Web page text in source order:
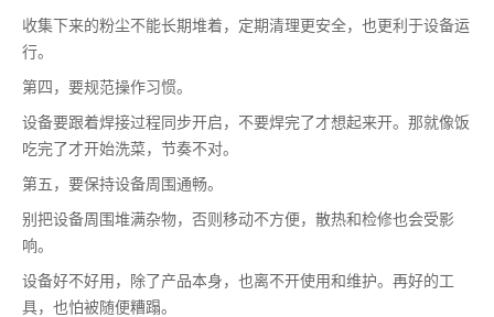
收集下来的粉尘不能长期堆着，定期清理更安全，也更利于设备运
行。
第四，要规范操作习惯。
设备要跟着焊接过程同步开启，不要焊完了才想起来开。那就像饭
吃完了才开始洗菜，节奏不对。
第五，要保持设备周围通畅。
别把设备周围堆满杂物，否则移动不方便，散热和检修也会受影
响。
设备好不好用，除了产品本身，也离不开使用和维护。再好的工
具，也怕被随便糟蹋。